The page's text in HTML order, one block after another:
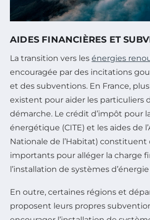
AIDES FINANCIÈRES ET
La transition vers les énergies
encouragée par des incitations
et des subventions. En France,
existent pour aider les particuliers
démarche. Le crédit d’impôt pour
énergétique (CITE) et les aides de
Nationale de l’Habitat) constituent
importants pour alléger la charge
l’installation de systèmes
En outre, certaines régions et
proposent leurs propres